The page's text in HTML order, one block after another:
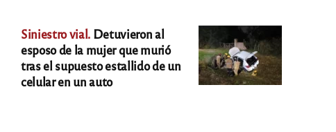
Siniestro vial. Detuvieron al
esposo de la mujer que murió
tras el supuesto estallido de un
celular en un auto